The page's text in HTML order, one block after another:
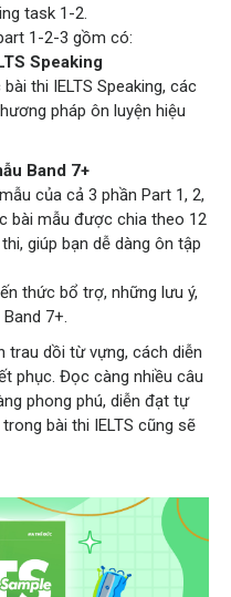
task 1-2.
1-2-3 gồm có:
Speaking
thi IELTS Speaking, các
pháp ôn luyện hiệu
Band 7+
của cả 3 phần Part 1, 2,
bài mẫu được chia theo 12
giúp bạn dễ dàng ôn tập
thức bổ trợ, những lưu ý,
7+.
trau dồi từ vựng, cách diễn
phục. Đọc càng nhiều câu
phong phú, diễn đạt tự
bài thi IELTS cũng sẽ